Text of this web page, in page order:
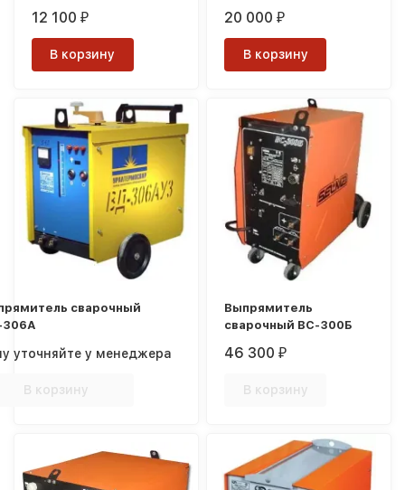
12 100₽
В корзину
20 000₽
В корзину
сварочный
уточняйте у менеджера
В корзину
Выпрямитель
сварочный ВС-300Б
46 300₽
В корзину